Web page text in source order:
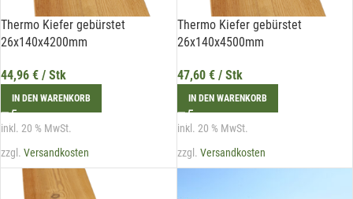
Thermo Kiefer gebürstet
26x140x4200mm
44,96 € / Stk
IN DEN WARENKORB
inkl. 20 % MwSt.
zzgl. Versandkosten
Thermo Kiefer gebürstet
26x140x4500mm
47,60 €/ Stk
IN DEN WARENKORB
inkl. 20 % MwSt.
zzgl. Versandkosten
Mit unserem Newsletter sind Sie
immer top-informiert über
Veranstaltungen und Aktionen
unseres Unternehmens.